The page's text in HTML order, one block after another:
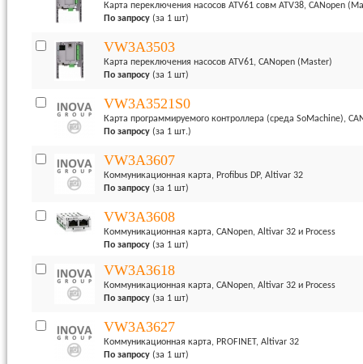
Карта переключения насосов ATV61 совм ATV38, CANopen
По запросу (за 1 шт)
VW3A3503
Карта переключения насосов ATV61, CANopen (Master)
По запросу (за 1 шт)
VW3A3521S0
Карта программируемого контроллера (среда SoMachine),
По запросу (за 1 шт.)
VW3A3607
Коммуникационная карта, Profibus DP, Altivar 32
По запросу (за 1 шт)
VW3A3608
Коммуникационная карта, CANopen, Altivar 32 и Process
По запросу (за 1 шт)
VW3A3618
Коммуникационная карта, CANopen, Altivar 32 и Process
По запросу (за 1 шт)
VW3A3627
Коммуникационная карта, PROFINET, Altivar 32
По запросу (за 1 шт)